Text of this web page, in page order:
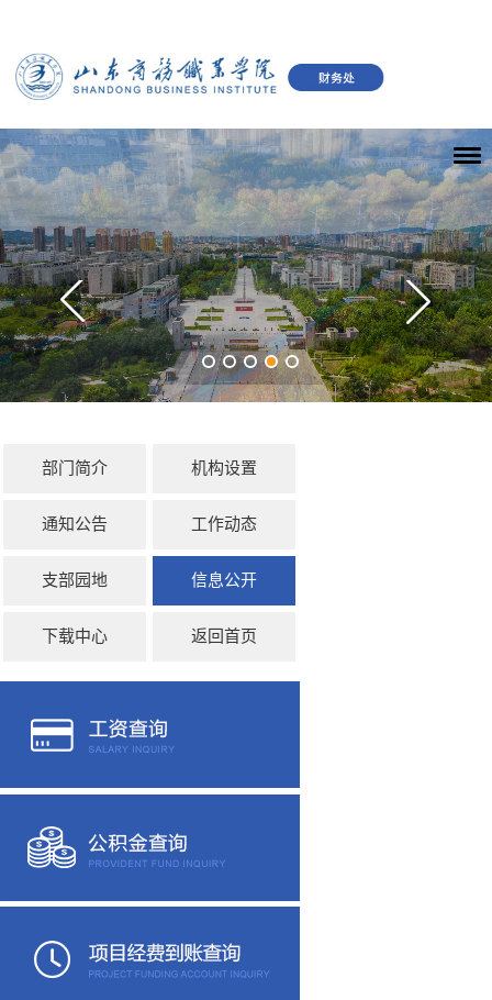
部门简介 机构设置
通知公告 工作动态
支部园地 信息公开
下载中心 返回首页